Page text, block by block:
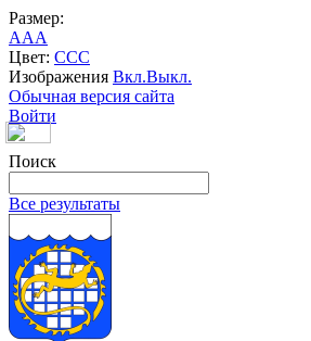
Размер:
AAA
Цвет: CCC
Изображения Вкл.Выкл.
Обычная версия сайта
Войти
Поиск
Все результаты